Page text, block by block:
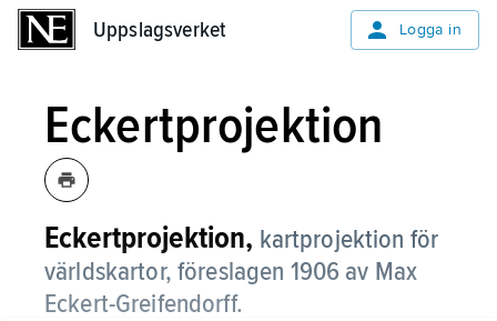
Uppslagsverket Logga in
Eckertprojektion
Eckertprojektion, kartprojektion för
världskartor, föreslagen 1906 av Max
Eckert-Greifendorff.